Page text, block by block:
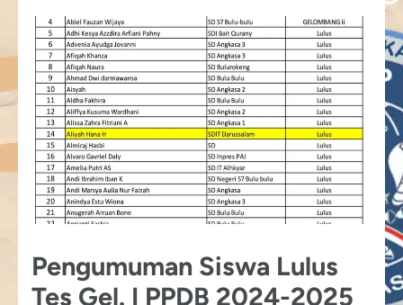
Pengumuman Siswa Lulus
Tes Gel. I PPDB 2024-2025